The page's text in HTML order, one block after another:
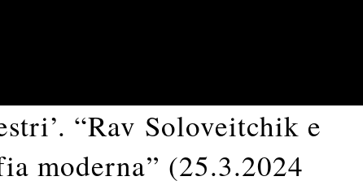
“Rav Soloveitchik e
moderna” (25.3.2024